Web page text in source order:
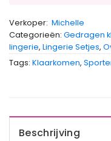
Verkoper: Michelle
Categorieën: Gedragen
lingerie, Lingerie Setjes,
Tags: Klaarkomen,
Beschrijving